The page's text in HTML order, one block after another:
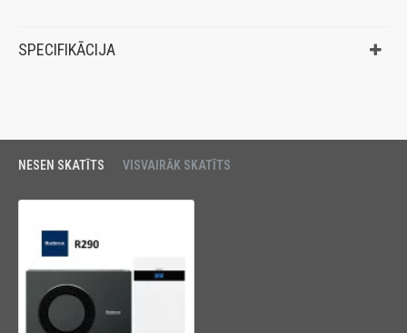
SPECIFIKĀCIJA
NESEN SKATĪTS VISVAIRĀK SKATĪTS